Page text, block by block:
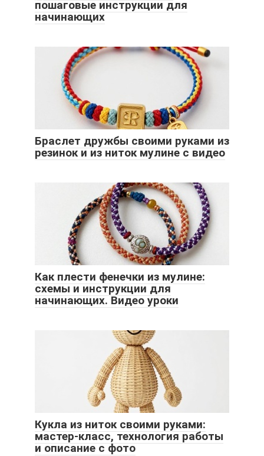
пошаговые инструкции для
начинающих
Браслет дружбы своими руками из
резинок и из ниток мулине с видео
Как плести фенечки из мулине:
схемы и инструкции для
начинающих. Видео уроки
Кукла из ниток своими руками:
мастер-класс, технология работы
и описание с фото